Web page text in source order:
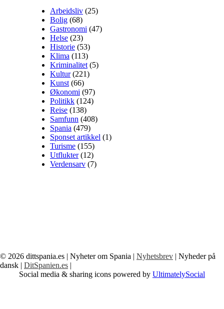
Arbeidsliv (25)
Bolig (68)
Gastronomi (47)
Helse (23)
Historie (53)
Klima (113)
Kriminalitet (5)
Kultur(221)
Kunst (66)
Økonomi (97)
Politikk (124)
Reise (138)
Samfunn (408)
Spania (479)
Sponset artikkel (1)
Turisme (155)
Utflukter(12)
Verdensarv (7)
© 2026 dittspania.es | Nyheter om Spania | Nyhetsbrev | Nyheder på
dansk | DitSpanien.es |
Social media & sharing icons powered by UltimatelySocial